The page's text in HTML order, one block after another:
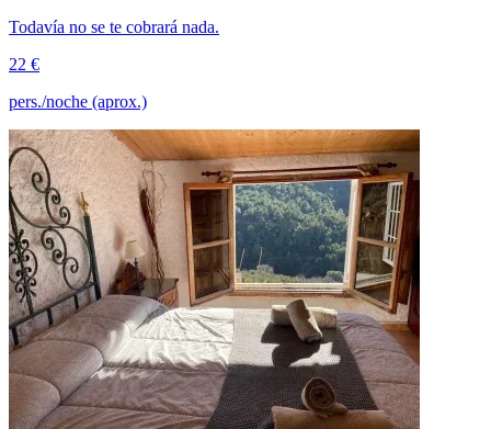
Todavía no se te cobrará nada.
22 €
pers./noche (aprox.)